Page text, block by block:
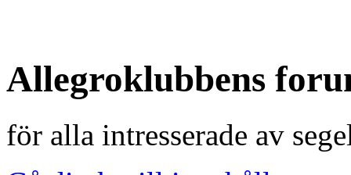
Allegroklubbens
för alla intresserade av